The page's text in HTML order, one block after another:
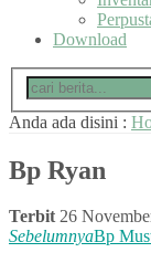
Download
Anda ada disini :
Bp Ryan
Terbit 26
SebelumnyaBp